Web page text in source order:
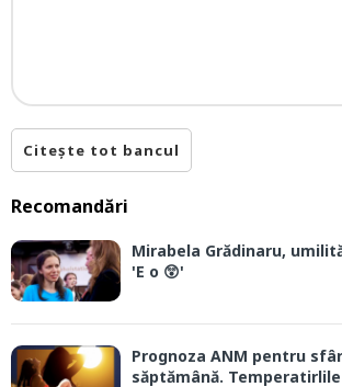
Citește tot bancul
Recomandări
Mirabela Grădinaru,
'E o 😲'
Prognoza ANM pentru
săptămână.